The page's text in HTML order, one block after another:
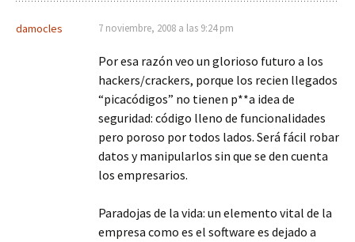
damocles 7 noviembre, 2008 a las 9:24 pm
Por esa razón veo un glorioso futuro a los
hackers/crackers, porque los recien llegados
“picacódigos” no tienen p**a idea de
seguridad: código lleno de funcionalidades
pero poroso por todos lados. Será fácil robar
datos y manipularlos sin que se den cuenta
los empresarios.
Paradojas de la vida: un elemento vital de la
empresa como es el software es dejado a